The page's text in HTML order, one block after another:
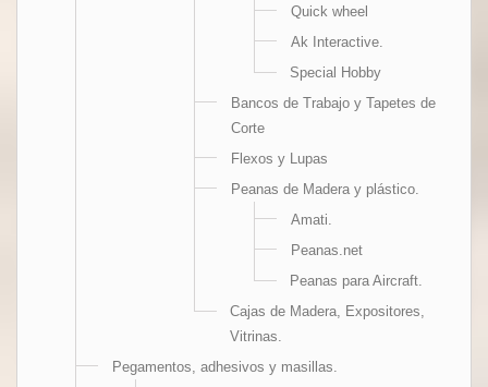
Quick wheel
Ak Interactive.
Special Hobby
Bancos de Trabajo y Tapetes de
Corte
Flexos y Lupas
Peanas de Madera y plástico.
Amati.
Peanas.net
Peanas para Aircraft.
Cajas de Madera, Expositores,
Vitrinas.
Pegamentos, adhesivos y masillas.